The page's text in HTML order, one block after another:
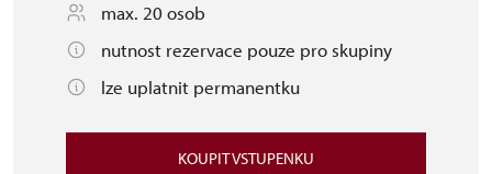
max. 20 osob
nutnost rezervace pouze pro skupiny
lze uplatnit permanentku
KOUPIT VSTUPENKU